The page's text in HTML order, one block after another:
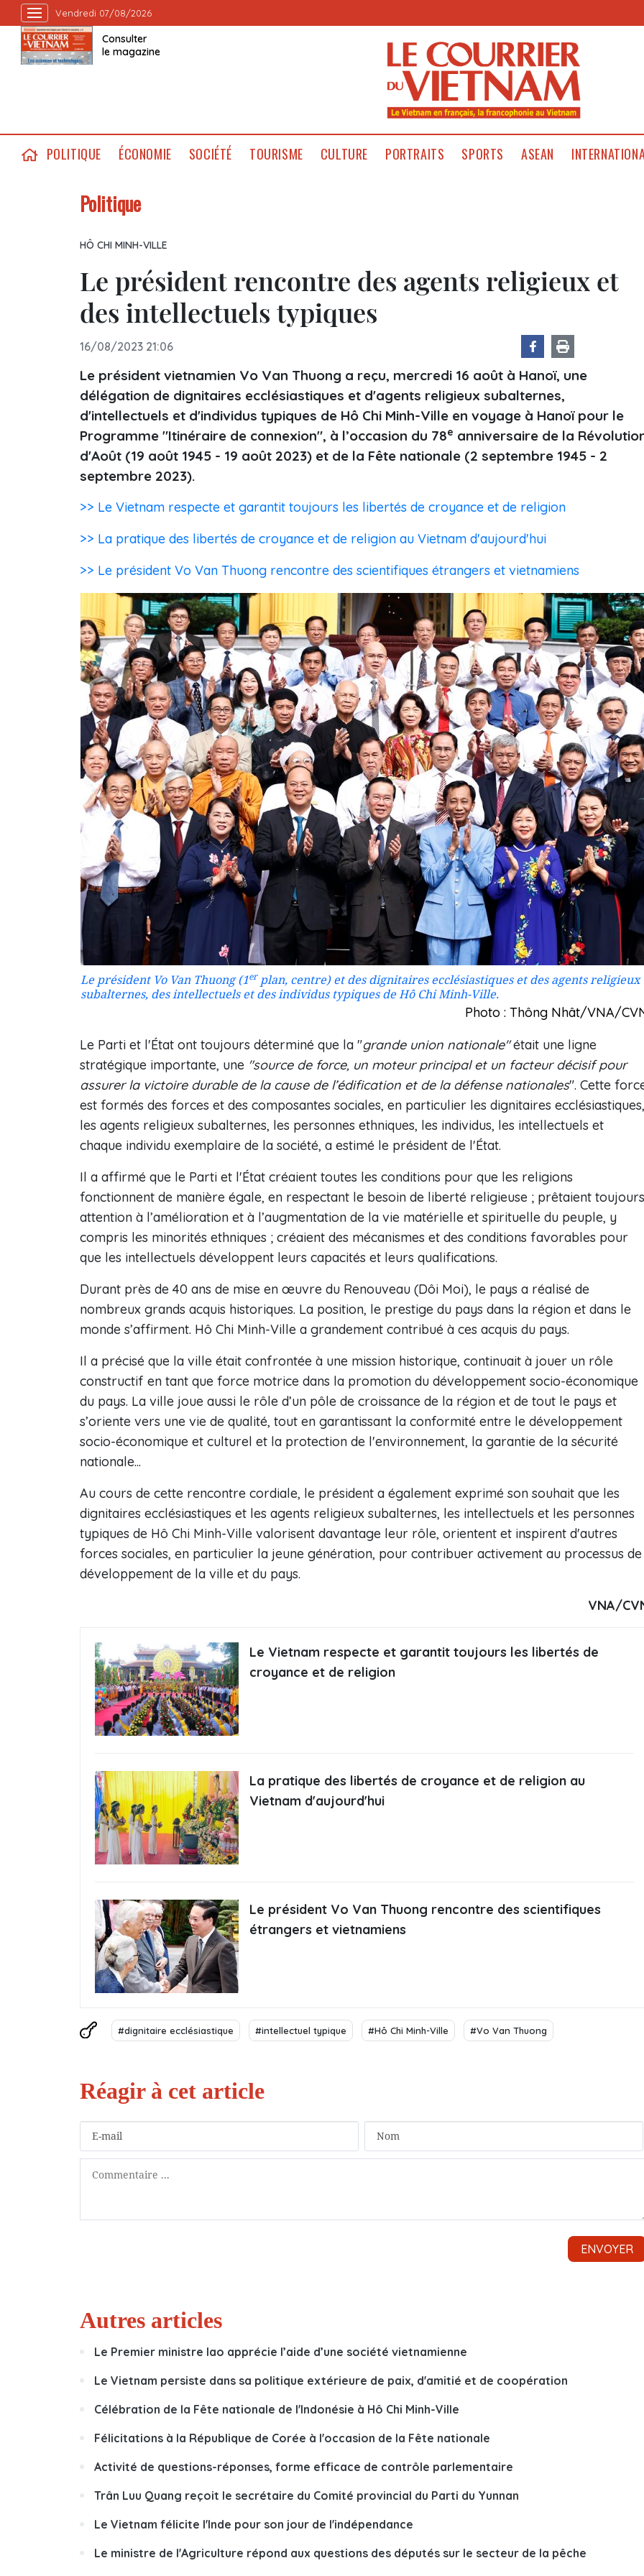
Vendredi 07/08/2026
Consulter
le magazine
POLITIQUE ÉCONOMIE SOCIÉTÉ TOURISME CULTURE PORTRAITS SPORTS ASEAN
Politique
HÔ CHI MINH-VILLE
Le président rencontre des agents religieux et
des intellectuels typiques
16/08/2023 21:06
Le président vietnamien Vo Van Thuong a reçu, mercredi 16 août à Hanoï, une
délégation de dignitaires ecclésiastiques et d'agents religieux subalternes,
d'intellectuels et d'individus typiques de Hô Chi Minh-Ville en voyage à Hanoï pour le
Programme "Itinéraire de connexion", à l’occasion du 78e anniversaire de la
d'Août (19 août 1945 - 19 août 2023) et de la Fête nationale (2 septembre 1945 - 2
septembre 2023).
>> Le Vietnam respecte et garantit toujours les libertés de croyance et de religion
>> La pratique des libertés de croyance et de religion au Vietnam d'aujourd'hui
>> Le président Vo Van Thuong rencontre des scientifiques étrangers et vietnamiens
Le président Vo Van Thuong (1erplan, centre) et des dignitaires ecclésiastiques et des agents religieux
subalternes, des intellectuels et des individus typiques de Hô Chi Minh-Ville.
Photo : Thông Nhât/VNA/
Le Parti et l'État ont toujours déterminé que la "grande union nationale"était une ligne
stratégique importante, une "source de force, un moteur principal et un facteur décisif pour
assurer la victoire durable de la cause de l’édification et de la défense nationales". Cette
est formés des forces et des composantes sociales, en particulier les dignitaires ecclésiastiques,
les agents religieux subalternes, les personnes ethniques, les individus, les intellectuels et
chaque individu exemplaire de la société, a estimé le président de l'État.
Il a affirmé que le Parti et l'État créaient toutes les conditions pour que les religions
fonctionnent de manière égale, en respectant le besoin de liberté religieuse ; prêtaient toujours
attention à l’amélioration et à l’augmentation de la vie matérielle et spirituelle du peuple, y
compris les minorités ethniques ; créaient des mécanismes et des conditions favorables pour
que les intellectuels développent leurs capacités et leurs qualifications.
Durant près de 40 ans de mise en œuvre du Renouveau (Dôi Moi), le pays a réalisé de
nombreux grands acquis historiques. La position, le prestige du pays dans la région et dans le
monde s’affirment. Hô Chi Minh-Ville a grandement contribué à ces acquis du pays.
Il a précisé que la ville était confrontée à une mission historique, continuait à jouer un rôle
constructif en tant que force motrice dans la promotion du développement socio-économique
du pays. La ville joue aussi le rôle d’un pôle de croissance de la région et de tout le pays et
s’oriente vers une vie de qualité, tout en garantissant la conformité entre le développement
socio-économique et culturel et la protection de l'environnement, la garantie de la sécurité
nationale...
Au cours de cette rencontre cordiale, le président a également exprimé son souhait que les
dignitaires ecclésiastiques et les agents religieux subalternes, les intellectuels et les personnes
typiques de Hô Chi Minh-Ville valorisent davantage leur rôle, orientent et inspirent d'autres
forces sociales, en particulier la jeune génération, pour contribuer activement au processus de
développement de la ville et du pays.
VNA/
Le Vietnam respecte et garantit toujours les libertés de
croyance et de religion
La pratique des libertés de croyance et de religion au
Vietnam d'aujourd'hui
Le président Vo Van Thuong rencontre des scientifiques
étrangers et vietnamiens
#dignitaire ecclésiastique #intellectuel typique #Hô Chi Minh-Ville #Vo Van Thuong
Autres articles
Le Premier ministre lao apprécie l’aide d’une société vietnamienne
Le Vietnam persiste dans sa politique extérieure de paix, d'amitié et de coopération
Célébration de la Fête nationale de l'Indonésie à Hô Chi Minh-Ville
Félicitations à la République de Corée à l'occasion de la Fête nationale
Activité de questions-réponses, forme efficace de contrôle parlementaire
Trân Luu Quang reçoit le secrétaire du Comité provincial du Parti du Yunnan
Le Vietnam félicite l'Inde pour son jour de l'indépendance
Le ministre de l'Agriculture répond aux questions des députés sur le secteur de la pêche